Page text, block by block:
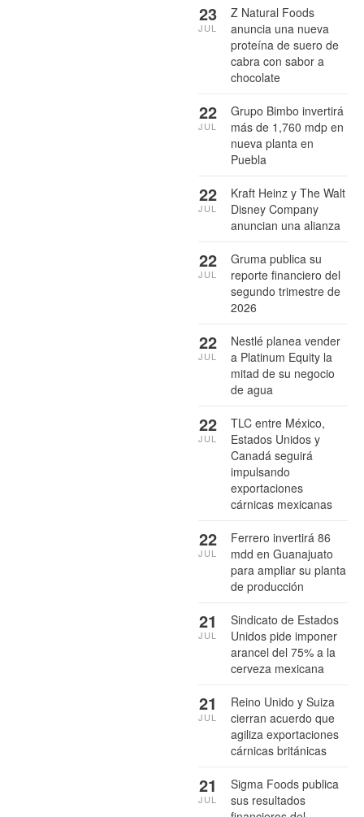
Z Natural Foods
anuncia una nueva
proteína de suero de
cabra con sabor a
chocolate
23
JUL
Grupo Bimbo invertirá
más de 1,760 mdp en
nueva planta en
Puebla
22
JUL
Kraft Heinz y The Walt
Disney Company
anuncian una alianza
22
JUL
Gruma publica su
reporte financiero del
segundo trimestre de
2026
22
JUL
Nestlé planea vender
a Platinum Equity la
mitad de su negocio
de agua
22
JUL
TLC entre México,
Estados Unidos y
Canadá seguirá
impulsando
exportaciones
cárnicas mexicanas
22
JUL
Ferrero invertirá 86
mdd en Guanajuato
para ampliar su planta
de producción
22
JUL
Sindicato de Estados
Unidos pide imponer
arancel del 75% a la
cerveza mexicana
21
JUL
Reino Unido y Suiza
cierran acuerdo que
agiliza exportaciones
cárnicas británicas
21
JUL
Sigma Foods publica
sus resultados
21
JUL